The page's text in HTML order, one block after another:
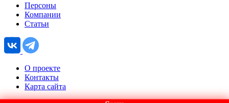
Персоны
Компании
Статьи
О проекте
Контакты
Карта сайта